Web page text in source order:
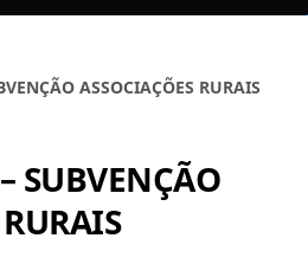
ASSOCIAÇÕES RURAIS
SUBVENÇÃO